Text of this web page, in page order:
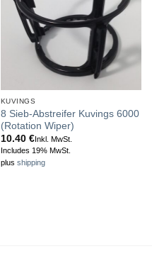
KUVINGS
8 Sieb-Abstreifer Kuvings 6000
(Rotation Wiper)
10.40 €Inkl. MwSt.
Includes 19% MwSt.
plus shipping